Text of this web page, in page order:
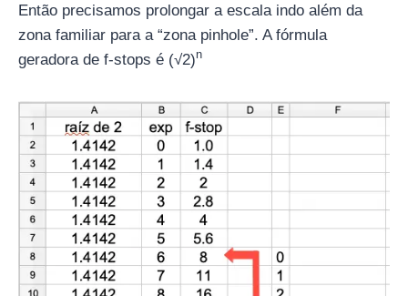
Então precisamos prolongar a escala indo além da
zona familiar para a “zona pinhole”. A fórmula
geradora de f-stops é (√2)n